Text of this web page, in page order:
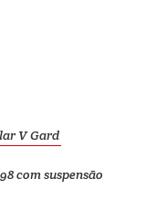
V Gard
com suspensão